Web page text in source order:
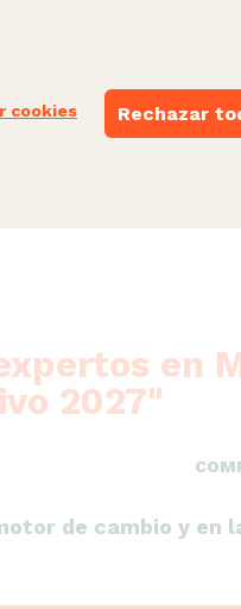
cookies Rechazar
en
2027"
de cambio y en